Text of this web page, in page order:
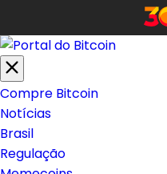
Compre Bitcoin
Notícias
Brasil
Regulação